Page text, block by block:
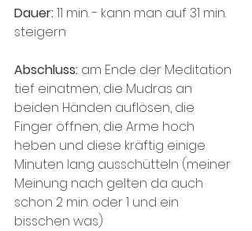
Dauer: 11 min. - kann man auf 31 min.
steigern
Abschluss: am Ende der Meditation
tief einatmen, die Mudras an
beiden Händen auflösen, die
Finger öffnen, die Arme hoch
heben und diese kräftig einige
Minuten lang ausschütteln (meiner
Meinung nach gelten da auch
schon 2 min. oder 1 und ein
bisschen was)